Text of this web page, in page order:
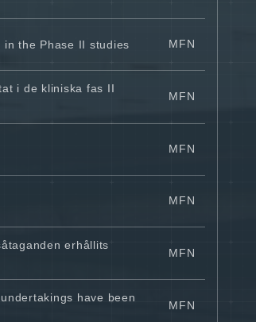
the Phase II studies MFN
i de kliniska fas II
MFN
MFN
MFN
erhållits
MFN
have been
MFN